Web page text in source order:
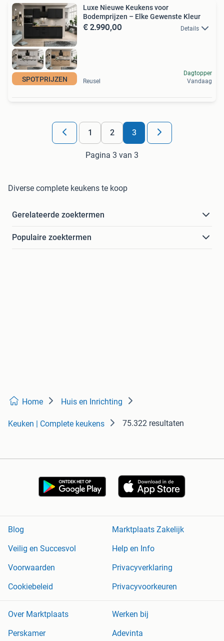
SPOTPRIJZEN
Luxe Nieuwe Keukens voor
Bodemprijzen – Elke Gewenste Kleur
€ 2.990,00 Details
Reusel
Dagtopper
Vandaag
1 2 3
Pagina 3 van 3
Diverse complete keukens te koop
Gerelateerde zoektermen
Populaire zoektermen
Home Huis en Inrichting
Keuken | Complete keukens 75.322 resultaten
Blog
Marktplaats Zakelijk
Veilig en Succesvol
Help en Info
Voorwaarden
Privacyverklaring
Cookiebeleid
Privacyvoorkeuren
Over Marktplaats
Werken bij
Perskamer
Adevinta